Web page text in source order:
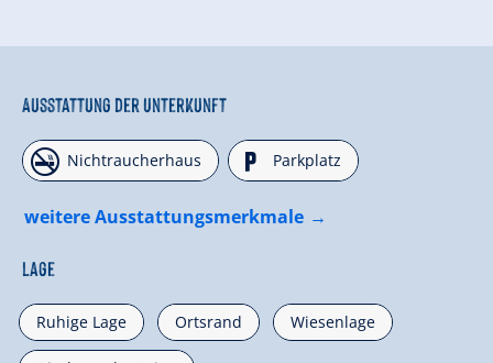
Ausstattung der Unterkunft
🏝Nichtraucherhaus 🐈Parkplatz
weitere Ausstattungsmerkmale
Lage
Ruhige Lage Ortsrand Wiesenlage